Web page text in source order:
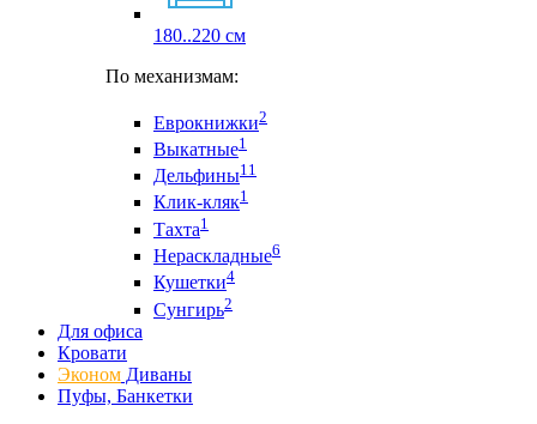
180..220 см
По механизмам:
Еврокнижки2
Выкатные1
Дельфины11
Клик-кляк1
Тахта1
Нераскладные6
Кушетки4
Сунгирь2
Для офиса
Кровати
Эконом Диваны
Пуфы, Банкетки